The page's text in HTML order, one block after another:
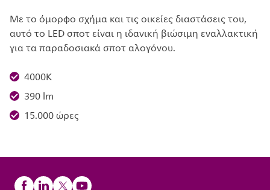
Με το όμορφο σχήμα και τις οικείες διαστάσεις του,
αυτό το LED σποτ είναι η ιδανική βιώσιμη εναλλακτική
για τα παραδοσιακά σποτ αλογόνου.
4000K
390 lm
15.000 ώρες